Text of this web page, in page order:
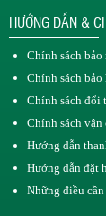
HƯỚNG DẪN &
Chính sách
Chính sách bảo
Chính sách đổi
Chính sách
Hướng dẫn
Hướng dẫn đặt
Những điều